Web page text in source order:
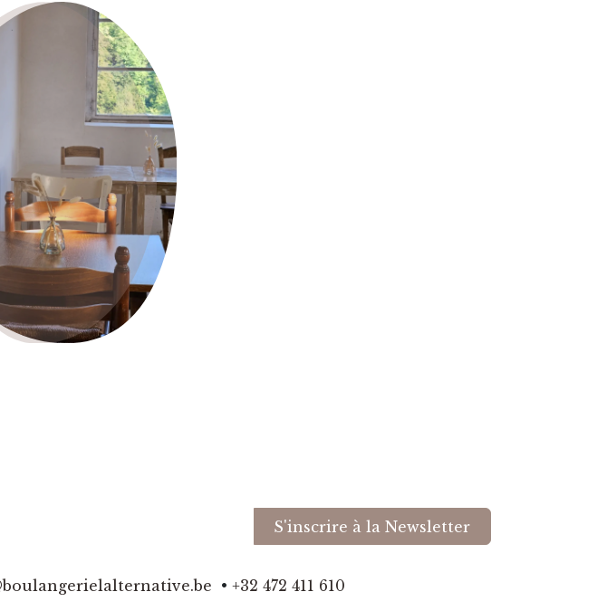
S'inscrire à la Newsletter
​• +32 472 411 610